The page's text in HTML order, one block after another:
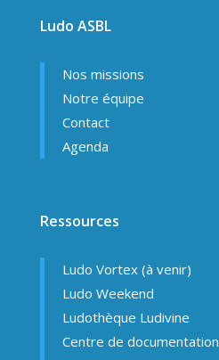
Ludo ASBL
Nos missions
Notre équipe
Contact
Agenda
Ressources
Ludo Vortex (à venir)
Ludo Weekend
Ludothèque Ludivine
Centre de documentation